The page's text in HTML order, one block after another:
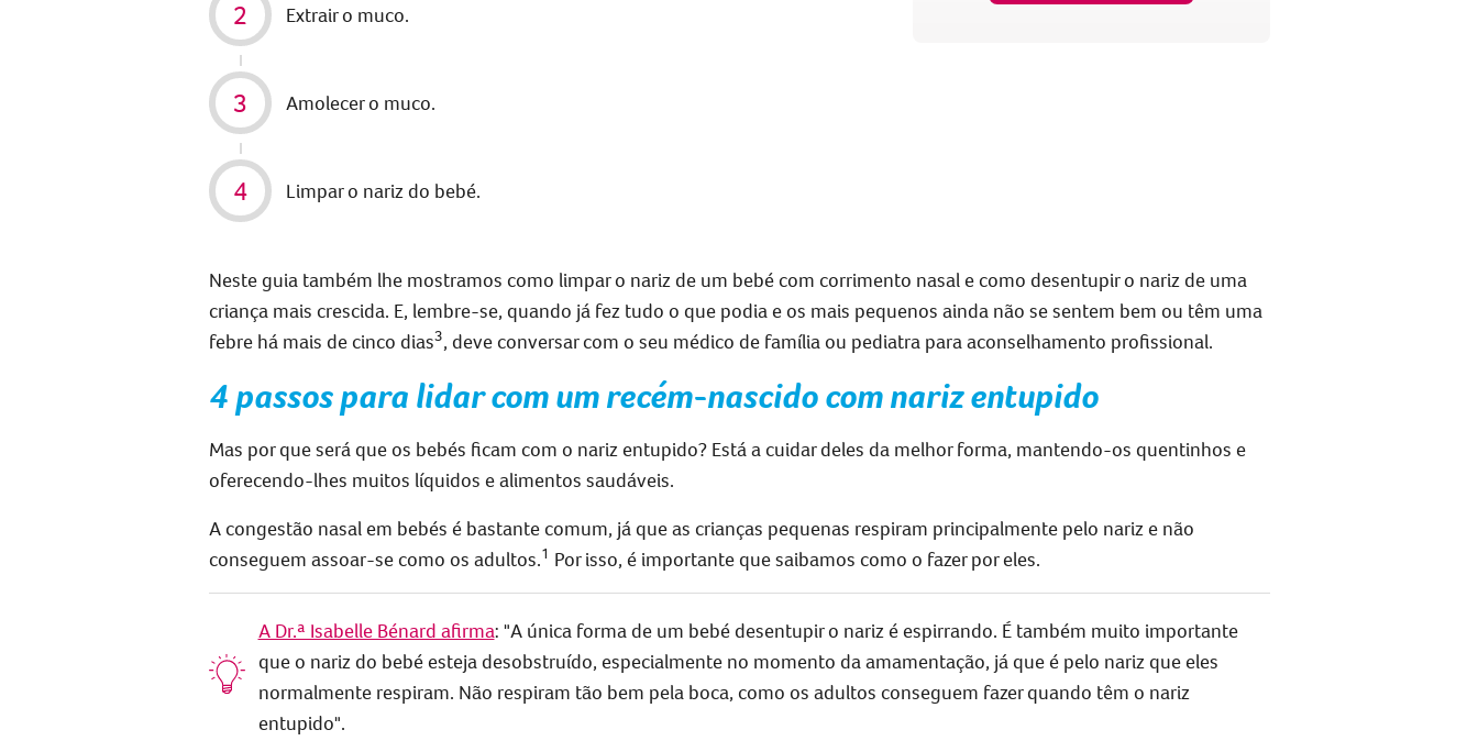
Extrair o muco.
Amolecer o muco.
Limpar o nariz do bebé.
Neste guia também lhe mostramos como limpar o nariz de um bebécom corrimento nasal ecomo desentupir o nariz de uma
criança mais crescida. E, lembre-se, quando já fez tudo o que podia e os mais pequenos ainda não se sentem bem ou têm uma
febre há mais de cinco dias3, deve conversar com o seu médico de família ou pediatra para aconselhamento profissional.
4 passos para lidar comumrecém-nascido com nariz entupido
Mas por que será que os bebés ficam com o nariz entupido? Está a cuidar deles da melhor forma, mantendo-os quentinhos e
oferecendo-lhes muitos líquidos e alimentos saudáveis.
Acongestão nasal em bebés é bastante comum, já que as crianças pequenas respiram principalmente pelo nariz e não
conseguem assoar-se como os adultos.1 Por isso, é importante que saibamos como o fazer por eles.
A Dr.ª Isabelle Bénard afirma: "A única forma de um bebé desentupir o nariz é espirrando. É também muito importante
que o nariz do bebé esteja desobstruído, especialmente no momento da amamentação, já que é pelo nariz que eles
normalmente respiram. Não respiram tão bem pela boca, como os adultos conseguem fazer quando têm o nariz
entupido".